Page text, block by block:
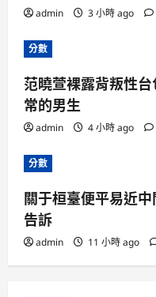
admin 3 小時 ago
分數
范曉萱裸露背叛性
常的男生
admin 4 小時 ago
分數
關于桓臺便平易近
告訴
admin 11 小時 ago